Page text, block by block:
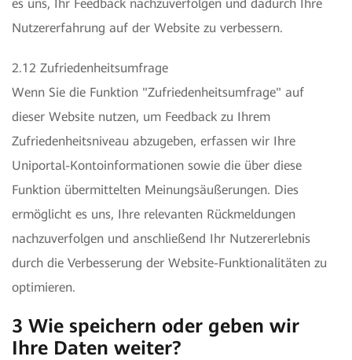
es uns, Ihr Feedback nachzuverfolgen und dadurch Ihre
Nutzererfahrung auf der Website zu verbessern.
2.12 Zufriedenheitsumfrage
Wenn Sie die Funktion "Zufriedenheitsumfrage" auf
dieser Website nutzen, um Feedback zu Ihrem
Zufriedenheitsniveau abzugeben, erfassen wir Ihre
Uniportal-Kontoinformationen sowie die über diese
Funktion übermittelten Meinungsäußerungen. Dies
ermöglicht es uns, Ihre relevanten Rückmeldungen
nachzuverfolgen und anschließend Ihr Nutzererlebnis
durch die Verbesserung der Website-Funktionalitäten zu
optimieren.
3 Wie speichern oder geben wir
Ihre Daten weiter?